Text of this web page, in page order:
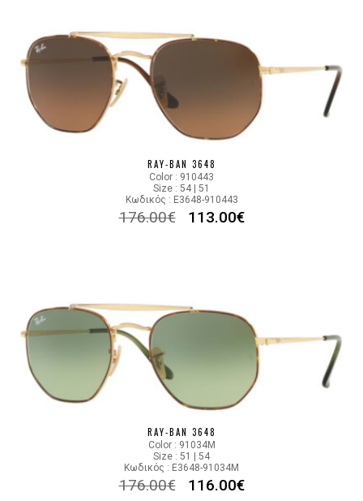
RAY-BAN 3648
Color : 910443
Size : 54 | 51
Κωδικός : E3648-910443
176.00€ 113.00€
RAY-BAN 3648
Color : 91034M
Size : 51 | 54
Κωδικός : E3648-91034M
176.00€ 116.00€